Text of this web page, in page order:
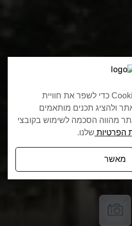
אנו משתמשים בקובצי Cookie כדי לשפר את חוויית
ולהציג תכנים מותאמים
מהווה הסכמה לשימוש בקובצי
הפרטיות שלנו.
מאשר